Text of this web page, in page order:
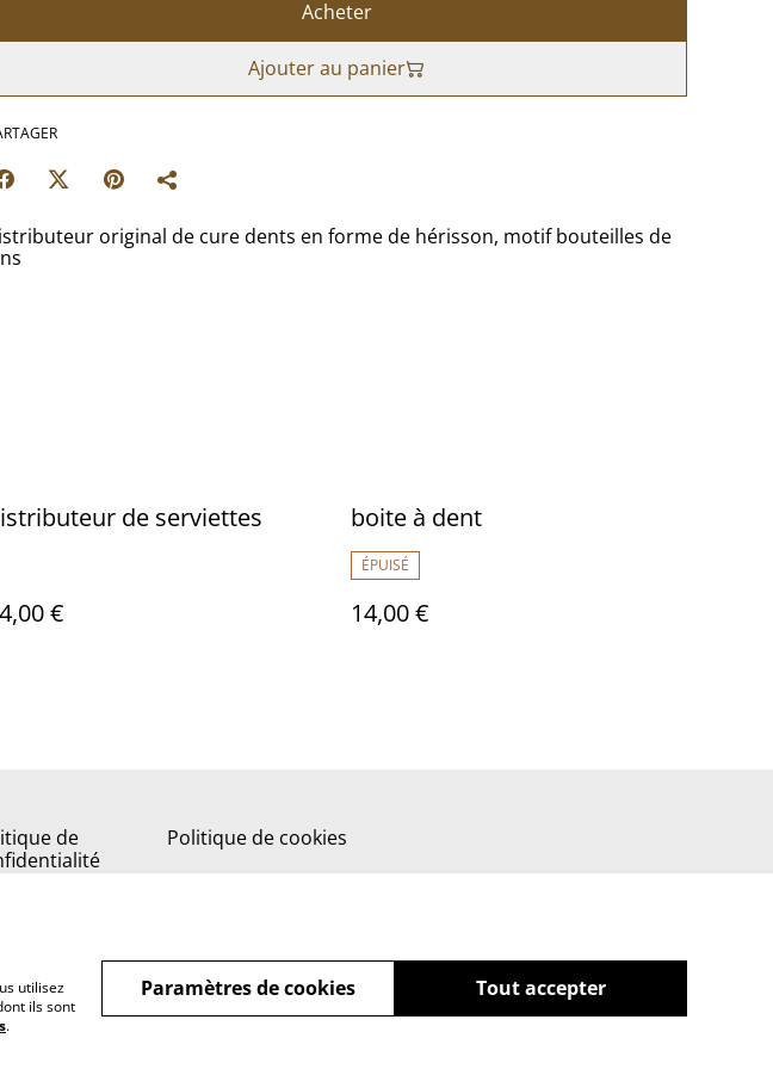
Acheter
Ajouter au panier
original de cure dents en forme de hérisson, motif bouteilles de
de serviettes
€
boite à dent
ÉPUISÉ
14,00 €
de
Politique de cookies
utilisez
ils sont
.
Tout accepter
Paramètres de cookies